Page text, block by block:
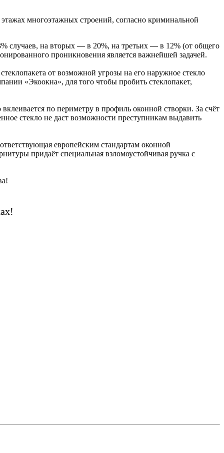
многоэтажных строений, согласно криминальной
случаев, на вторых — в 20%, на третьих — в 12% (от общего
проникновения является важнейшей задачей.
от возможной угрозы на его наружное стекло
«Экоокна», для того чтобы пробить стеклопакет,
по периметру в профиль оконной створки. За счёт
стекло не даст возможности преступникам выдавить
европейским стандартам оконной
придаёт специальная взломоустойчивая ручка с